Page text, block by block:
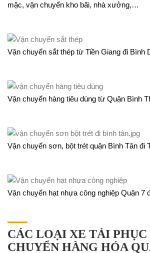
mặc, vận chuyển kho bãi, nhà xưởng,…
Vận chuyển sắt thép từ Tiền Giang đi Bình
Vận chuyển hàng tiêu dùng từ Quận Bình
Vận chuyển sơn, bột trét quận Bình Tân đi
Vận chuyển hạt nhựa công nghiệp Quận 7
CÁC LOẠI XE TẢI PHỤC
CHUYỂN HÀNG HÓA